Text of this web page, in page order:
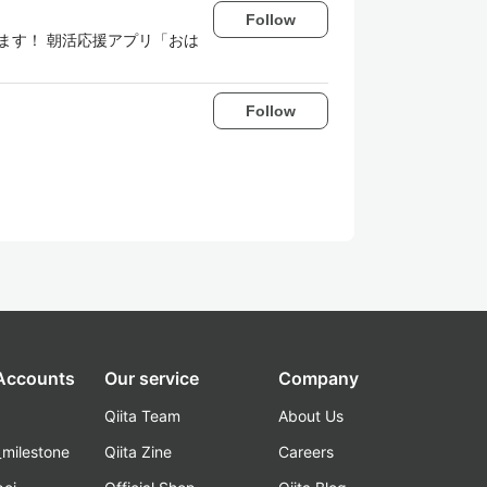
す！ 朝活応援アプリ「おは
Follow
Follow
Our service
Qiita Team
Qiita Zine
Company
About Us
Careers